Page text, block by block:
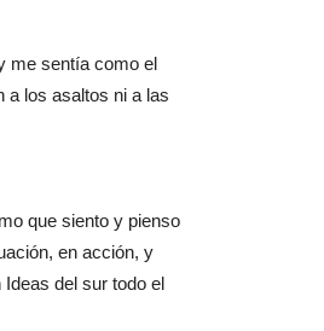
me sentía como el
a los asaltos ni a las
que siento y pienso
en acción, y
del sur todo el